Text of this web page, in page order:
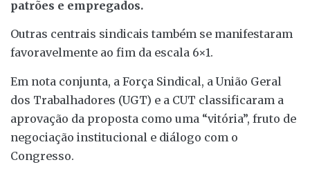
patrões e empregados.
Outras centrais sindicais também se manifestaram
favoravelmente ao fim da escala 6×1.
Em nota conjunta, a Força Sindical, a União Geral
dos Trabalhadores (UGT) e a CUT classificaram a
aprovação da proposta como uma “vitória”, fruto de
negociação institucional e diálogo com o
Congresso.